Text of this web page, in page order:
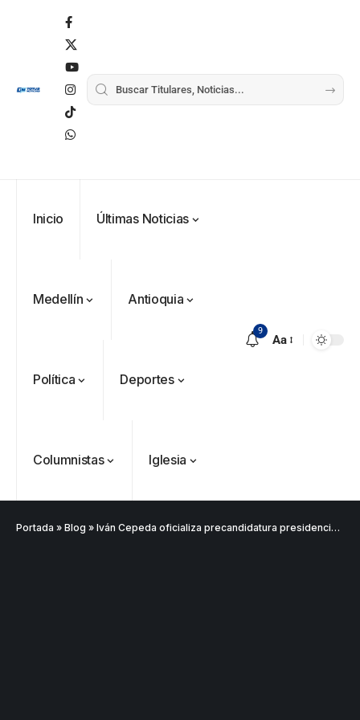
Inicio Últimas Noticias
Medellín Antioquia
Política Deportes
Columnistas Iglesia
9
Aa
Portada » Blog » Iván Cepeda oficializa precandidatura presidencial por el Pacto Histórico para elecciones 2026